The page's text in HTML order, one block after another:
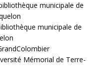
municipale de
municipale de
Mémorial de Terre-